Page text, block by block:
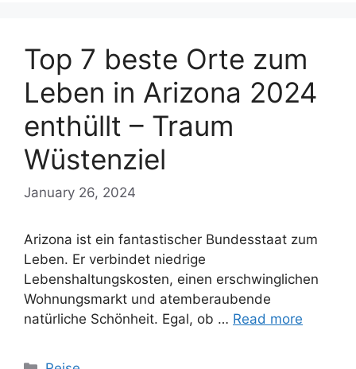
Top 7 beste Orte zum
Leben in Arizona 2024
enthüllt – Traum
Wüstenziel
January 26, 2024
Arizona ist ein fantastischer Bundesstaat zum
Leben. Er verbindet niedrige
Lebenshaltungskosten, einen erschwinglichen
Wohnungsmarkt und atemberaubende
natürliche Schönheit. Egal, ob … Read more
Categories